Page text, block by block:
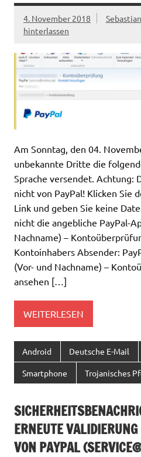
4. November 2018
hinterlassen
Am Sonntag, den 04.
unbekannte Dritte die
Sprache versendet. Achtung:
nicht von PayPal! Klicken Sie
Link und geben Sie keine
nicht die angebliche PayPal-
Nachname) –
Kontoinhabers Absender:
(Vor- und Nachname) –
ansehen […]
WEITERLESEN
Android Deutsche E-Mail
Smartphone Trojanisches
ERNEUTE
VON PAYPAL (